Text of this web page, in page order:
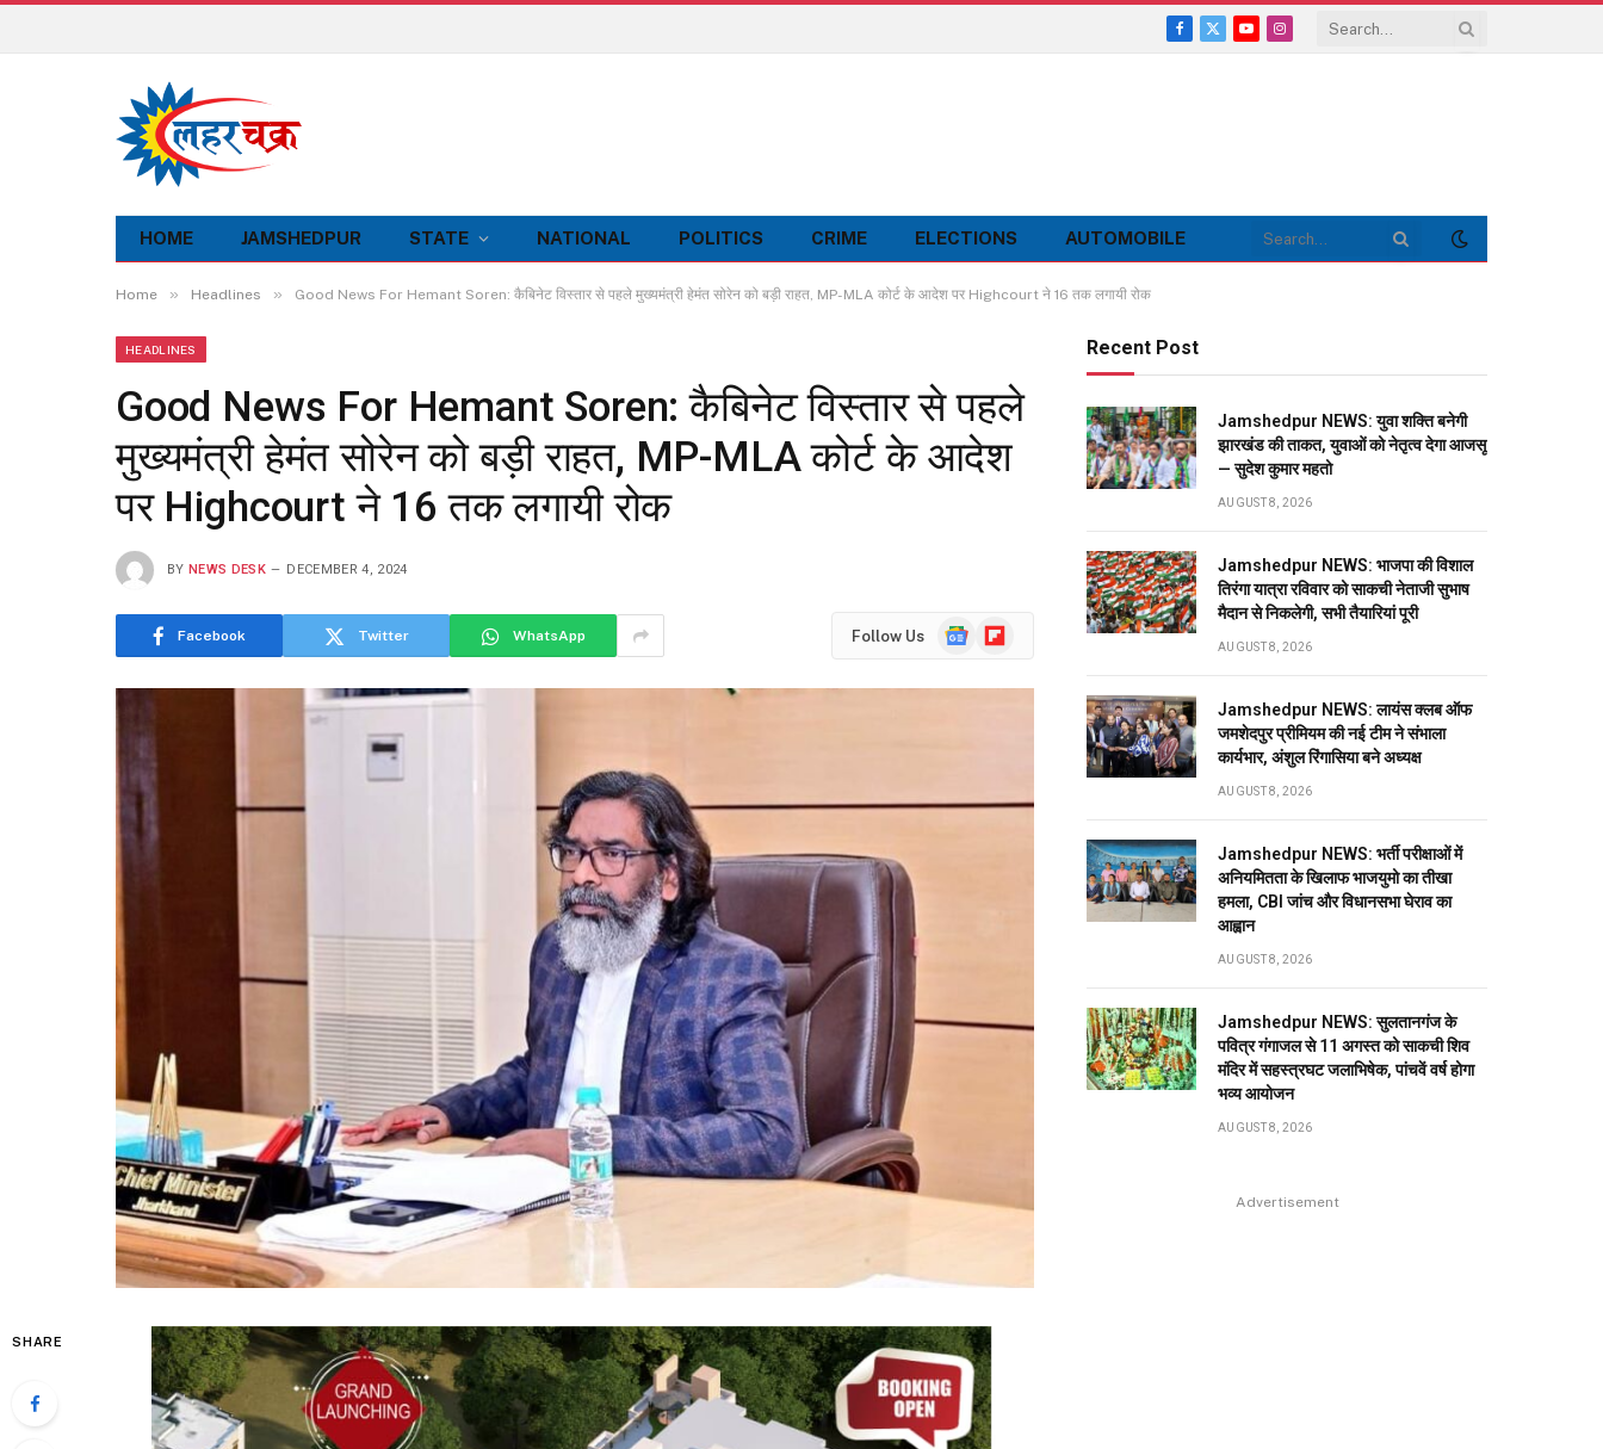
Facebook
X
YouTubeInstagram
HOME JAMSHEDPUR STATE NATIONAL POLITICS CRIME ELECTIONS AUTOMOBILE
Home » Headlines » Good News For Hemant Soren: कैबिनेट विस्तार से पहले मुख्यमंत्री हेमंत सोरेन को बड़ी राहत, MP-MLA कोर्ट के आदेश पर Highcourt ने 16 तक लगायी रोक
HEADLINES
Good News For Hemant Soren: कैबिनेट विस्तार से पहले
मुख्यमंत्री हेमंत सोरेन को बड़ी राहत, MP-MLA कोर्ट के आदेश
पर Highcourt ने 16 तक लगायी रोक
BY NEWS DESK DECEMBER 4, 2024
Facebook Twitter WhatsApp Follow Us
GoogleFlipboard
SHARE
Recent Post
Jamshedpur NEWS: युवा शक्ति बनेगी
झारखंड की ताकत, युवाओं को नेतृत्व देगा आजसू
— सुदेश कुमार महतो
AUGUST 8, 2026
Jamshedpur NEWS: भाजपा की विशाल
तिरंगा यात्रा रविवार को साकची नेताजी सुभाष
मैदान से निकलेगी, सभी तैयारियां पूरी
AUGUST 8, 2026
Jamshedpur NEWS: लायंस क्लब ऑफ
जमशेदपुर प्रीमियम की नई टीम ने संभाला
कार्यभार, अंशुल रिंगासिया बने अध्यक्ष
AUGUST 8, 2026
Jamshedpur NEWS: भर्ती परीक्षाओं में
अनियमितता के खिलाफ भाजयुमो का तीखा
हमला, CBI जांच और विधानसभा घेराव का
आह्वान
AUGUST 8, 2026
Jamshedpur NEWS: सुलतानगंज के
पवित्र गंगाजल से 11 अगस्त को साकची शिव
मंदिर में सहस्त्रघट जलाभिषेक, पांचवें वर्ष होगा
भव्य आयोजन
AUGUST 8, 2026
Advertisement